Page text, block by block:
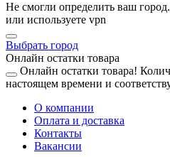
Не смогли определить ваш
или используете vpn
Выбрать город
Онлайн остатки товара
Онлайн остатки товара!
настоящем времени и
О компании
Оплата и доставка
Контакты
Вакансии